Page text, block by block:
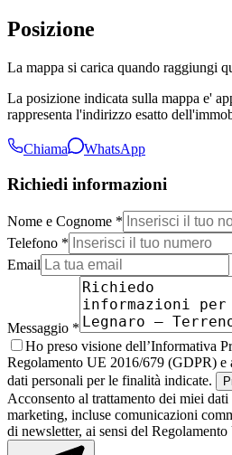
Posizione
La mappa si carica quando raggiungi
La posizione indicata sulla mappa e'
rappresenta l'indirizzo esatto
Chiama WhatsApp
Richiedi informazioni
Nome e Cognome *
Telefono *
Email
Messaggio *
Ho preso visione dell’Informativa
Regolamento UE 2016/679 (GDPR) e
dati personali per le finalità indicate.
Acconsento al trattamento dei miei
marketing, incluse comunicazioni
di newsletter, ai sensi del